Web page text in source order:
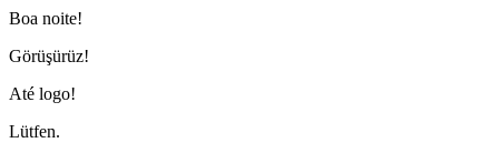
Boa noite!
Görüşürüz!
Até logo!
Lütfen.